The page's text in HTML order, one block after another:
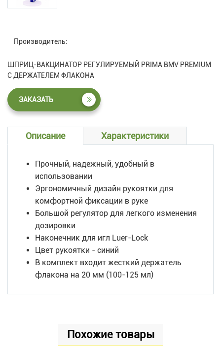
Производитель:
ШПРИЦ-ВАКЦИНАТОР РЕГУЛИРУЕМЫЙ PRIMA BMV PREMIUM
С ДЕРЖАТЕЛЕМ ФЛАКОНА
ЗАКАЗАТЬ
Описание Характеристики
Прочный, надежный, удобный в
использовании
Эргономичный дизайн рукоятки для
комфортной фиксации в руке
Большой регулятор для легкого изменения
дозировки
Наконечник для игл Luer-Lock
Цвет рукоятки - синий
В комплект входит жесткий держатель
флакона на 20 мм (100-125 мл)
Похожие товары